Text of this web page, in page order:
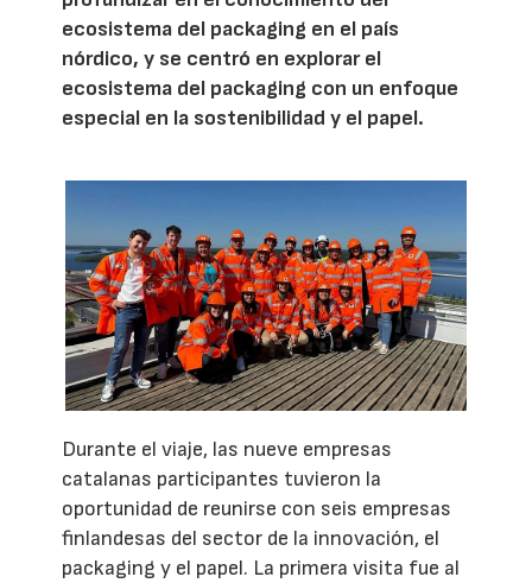
ecosistema del packaging en el país
nórdico, y se centró en explorar el
ecosistema del packaging con un enfoque
especial en la sostenibilidad y el papel.
Durante el viaje, las nueve empresas
catalanas participantes tuvieron la
oportunidad de reunirse con seis empresas
finlandesas del sector de la innovación, el
packaging y el papel. La primera visita fue al